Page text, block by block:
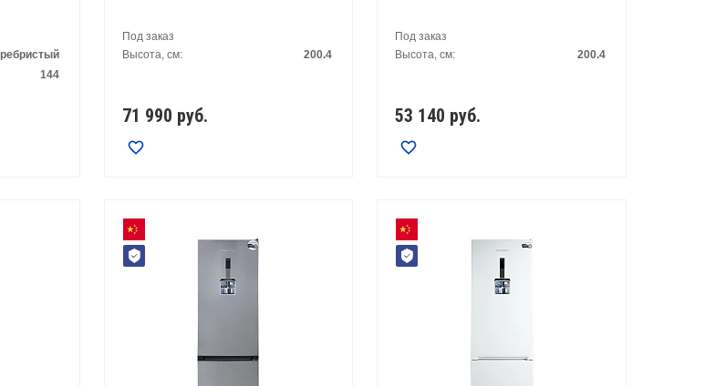
144
Под заказ
Высота, см:
200.4
71 990 руб.
Под заказ
Высота, см:
200.4
53 140 руб.